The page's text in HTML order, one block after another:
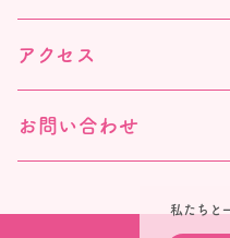
私たちと
アクセス
お問い合わせ